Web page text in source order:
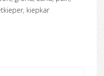
kiepkar